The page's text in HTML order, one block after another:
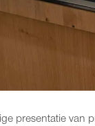
presentatie van